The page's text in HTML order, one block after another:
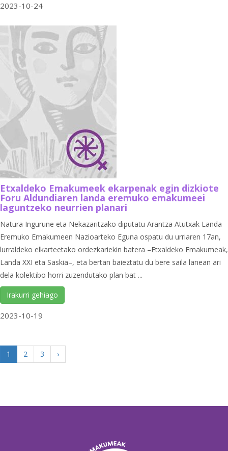
2023-10-24
Etxaldeko Emakumeek ekarpenak egin dizkiote
Foru Aldundiaren landa eremuko emakumeei
laguntzeko neurrien planari
Natura Ingurune eta Nekazaritzako diputatu Arantza Atutxak Landa
Eremuko Emakumeen Nazioarteko Eguna ospatu du urriaren 17an,
lurraldeko elkarteetako ordezkariekin batera –Etxaldeko Emakumeak,
Landa XXI eta Saskia–, eta bertan baieztatu du bere saila lanean ari
dela kolektibo horri zuzendutako plan bat ...
Irakurri gehiago
2023-10-19
1 2 3 ›